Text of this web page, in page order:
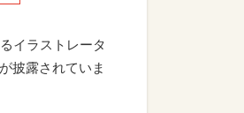
イラストレータ
披露されていま